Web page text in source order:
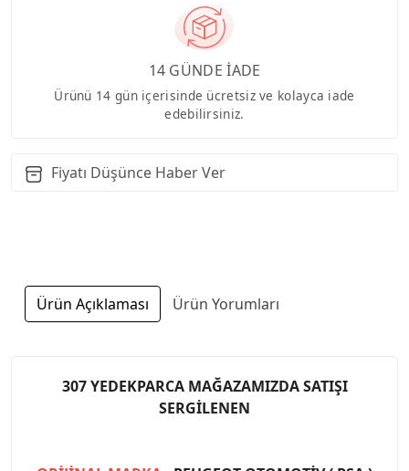
14 GÜNDE İADE
Ürünü 14 gün içerisinde ücretsiz ve kolayca iade
edebilirsiniz.
Fiyatı Düşünce Haber Ver
Ürün Açıklaması Ürün Yorumları
307 YEDEKPARCA MAĞAZAMIZDA SATIŞI
SERGİLENEN